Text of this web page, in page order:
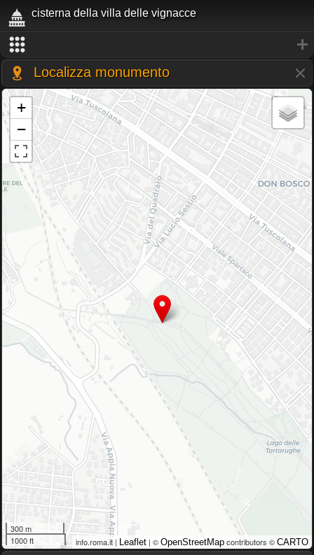
cisterna della villa delle vignacce
Localizza monumento
+
−
300 m
1000 ft
info.roma.it | Leaflet | © OpenStreetMap contributors © CARTO